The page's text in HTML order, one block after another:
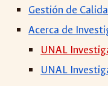
Gestión de
Acerca de
UNAL
UNAL